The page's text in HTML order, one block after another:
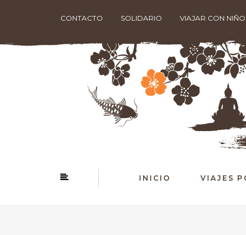
CONTACTO SOLIDARIO VIAJAR CON
INICIO VIAJES